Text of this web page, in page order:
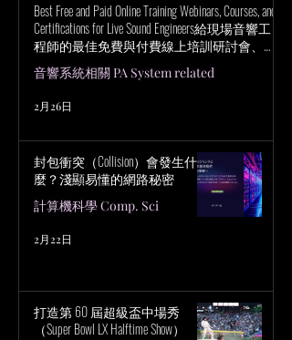
Best Free and Paid Online Training Webinars, Courses, and
Certifications for Live Sound Engineers給現場音響工
程師的最佳免費與付費線上培訓研討會、課
程與認證
音響系統相關 PA System related
2月26日
封包衝突（Collision）會發生什
麼？淺顯易懂的網路秘密
計算機科學 Comp. Sci
2月22日
打造第 60 屆超級盃中場秀
（Super Bowl LX Halftime Show）